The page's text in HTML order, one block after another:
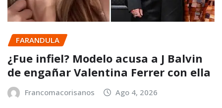
FARANDULA
¿Fue infiel? Modelo acusa a J Balvin
de engañar Valentina Ferrer con ella
Francomacorisanos Ago 4, 2026